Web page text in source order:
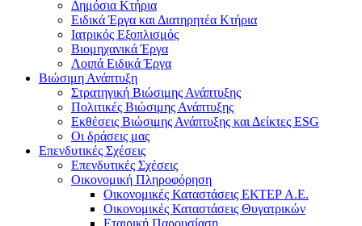
Δημόσια Κτήρια
Ειδικά Έργα και Διατηρητέα Κτήρια
Ιατρικός Εξοπλισμός
Βιομηχανικά Έργα
Λοιπά Ειδικά Έργα
Βιώσιμη Ανάπτυξη
Στρατηγική Βιώσιμης Ανάπτυξης
Πολιτικές Βιώσιμης Ανάπτυξης
Εκθέσεις Βιώσιμης Ανάπτυξης και Δείκτες ESG
Οι δράσεις μας
Επενδυτικές Σχέσεις
Επενδυτικές Σχέσεις
Οικονομική Πληροφόρηση
Οικονομικές Καταστάσεις ΕΚΤΕΡ Α.Ε.
Οικονομικές Καταστάσεις Θυγατρικών
Εταιρική Παρουσίαση